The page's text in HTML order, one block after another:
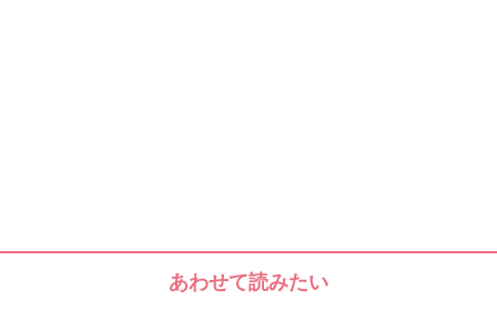
つものボブに大人っぽく知的な雰囲気をプラスしたい方
にオススメ。長め前髪なら蒸し暑い季節もスッキリ過ご
あわせて読みたい